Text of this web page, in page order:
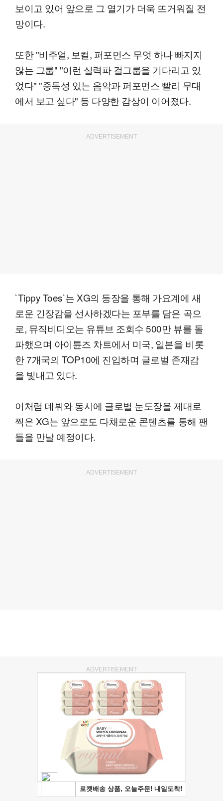
보이고 있어 앞으로 그 열기가 더욱 뜨거워질 전
망이다.
또한 "비주얼, 보컬, 퍼포먼스 무엇 하나 빠지지
않는 그룹" "이런 실력파 걸그룹을 기다리고 있
었다" "중독성 있는 음악과 퍼포먼스 빨리 무대
에서 보고 싶다" 등 다양한 감상이 이어졌다.
ADVERTISEMENT
`Tippy Toes`는 XG의 등장을 통해 가요계에 새
로운 긴장감을 선사하겠다는 포부를 담은 곡으
로, 뮤직비디오는 유튜브 조회수 500만 뷰를 돌
파했으며 아이튠즈 차트에서 미국, 일본을 비롯
한 7개국의 TOP10에 진입하며 글로벌 존재감
을 빛내고 있다.
이처럼 데뷔와 동시에 글로벌 눈도장을 제대로
찍은 XG는 앞으로도 다채로운 콘텐츠를 통해 팬
들을 만날 예정이다.
ADVERTISEMENT
ADVERTISEMENT